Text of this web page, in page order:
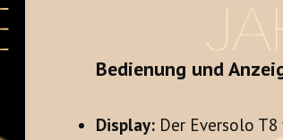
Bedienung und
Display: Der Eversolo